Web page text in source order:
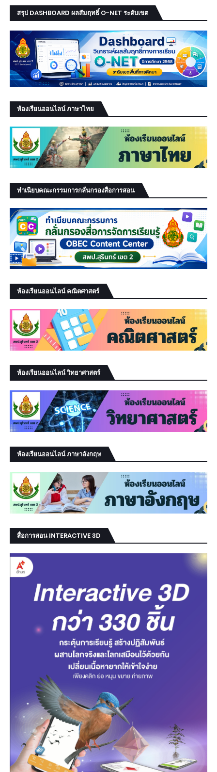
สรุป DASHBOARD ผลสัมฤทธิ์ O-NET ระดับเขต
ห้องเรียนออนไลน์ ภาษาไทย
ทำเนียบคณะกรรมการกลั่นกรองสื่อการสอน
ห้องเรียนออนไลน์ คณิตศาสตร์
ห้องเรียนออนไลน์ วิทยาศาสตร์
ห้องเรียนออนไลน์ ภาษาอังกฤษ
สื่อการสอน INTERACTIVE 3D